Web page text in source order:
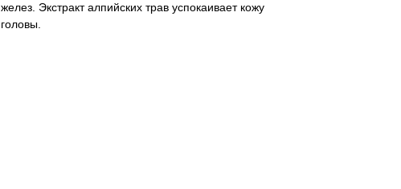
желез. Экстракт алпийских трав успокаивает кожу
головы.